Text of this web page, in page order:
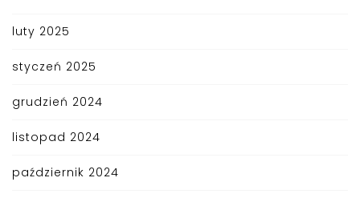
luty 2025
styczeń 2025
grudzień 2024
listopad 2024
październik 2024